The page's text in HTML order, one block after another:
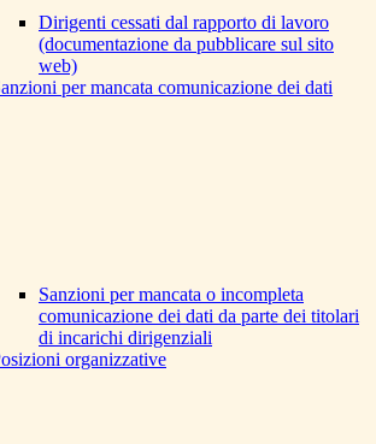
Dirigenti cessati dal rapporto di lavoro
(documentazione da pubblicare sul sito
web)
per mancata comunicazione dei dati
Sanzioni per mancata o incompleta
comunicazione dei dati da parte dei titolari
di incarichi dirigenziali
organizzative